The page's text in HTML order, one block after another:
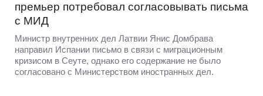
премьер потребовал согласовывать письма
с МИД
Министр внутренних дел Латвии Янис Домбрава
направил Испании письмо в связи с миграционным
кризисом в Сеуте, однако его содержание не было
согласовано с Министерством иностранных дел.